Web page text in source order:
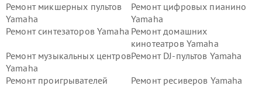
Ремонт микшерных пультов
Yamaha
Ремонт цифровых пианино
Yamaha
Ремонт синтезаторов Yamaha Ремонт домашних
кинотеатров Yamaha
Ремонт музыкальных центров
Yamaha
Ремонт DJ-пультов Yamaha
Ремонт проигрывателей
Ремонт ресиверов Yamaha